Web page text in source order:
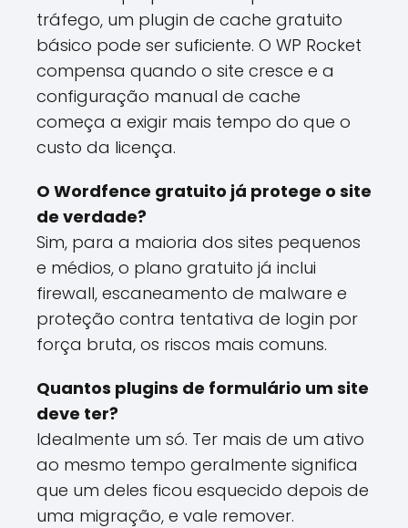
tráfego, um plugin de cache gratuito
básico pode ser suficiente. O WP Rocket
compensa quando o site cresce e a
configuração manual de cache
começa a exigir mais tempo do que o
custo da licença.
O Wordfence gratuito já protege o site
de verdade?
Sim, para a maioria dos sites pequenos
e médios, o plano gratuito já inclui
firewall, escaneamento de malware e
proteção contra tentativa de login por
força bruta, os riscos mais comuns.
Quantos plugins de formulário um site
deve ter?
Idealmente um só. Ter mais de um ativo
ao mesmo tempo geralmente significa
que um deles ficou esquecido depois de
uma migração, e vale remover.